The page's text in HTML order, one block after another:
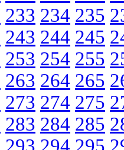
233 234 235
243 244 245
253 254 255
263 264 265
273 274 275
283 284 285
293 294 295